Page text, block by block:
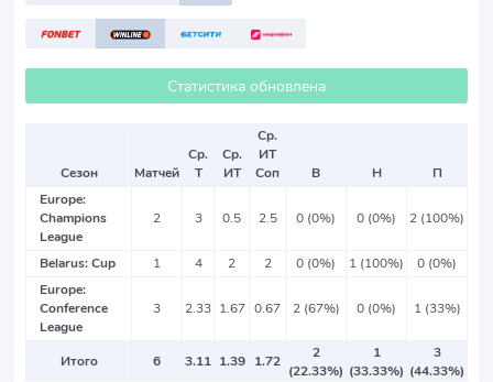
Статистика обновлена
Сезон Матчей
Ср.
Т
Ср.
ИТ
Ср.
ИТ
Соп
В Н
П
Europe:
Champions
League
2 3 0.5 2.5 0 (0%) 0 (0%) 2 (100%)
Belarus: Cup 1 4 2 2 0 (0%) 1 (100%)
0 (0%)
Europe:
Conference
League
3 2.33 1.67 0.67 2 (67%) 0 (0%) 1 (33%)
Итого 6 3.11 1.39 1.72
2
(22.33%)
1
(33.33%)
3
(44.33%)